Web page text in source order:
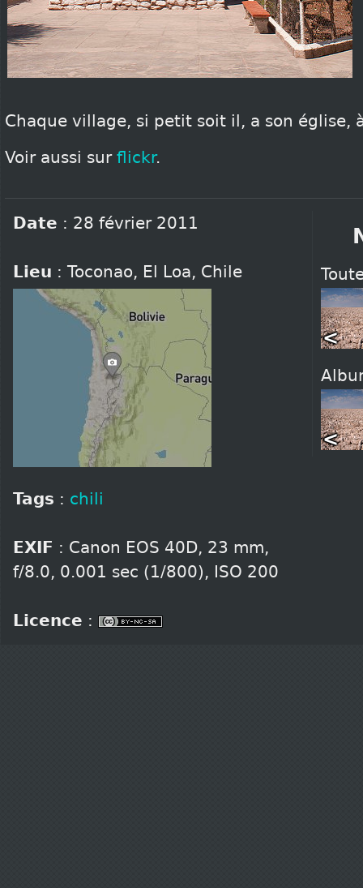
Chaque village, si petit soit il, a son église,
Voir aussi sur flickr.
Date : 28 février 2011
Lieu : Toconao, El Loa, Chile
Tags : chili
EXIF : Canon EOS 40D, 23 mm,
f/8.0, 0.001 sec (1/800), ISO 200
Licence :
<
<